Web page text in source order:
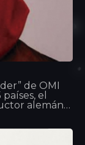
de OMI
el
alemán
single